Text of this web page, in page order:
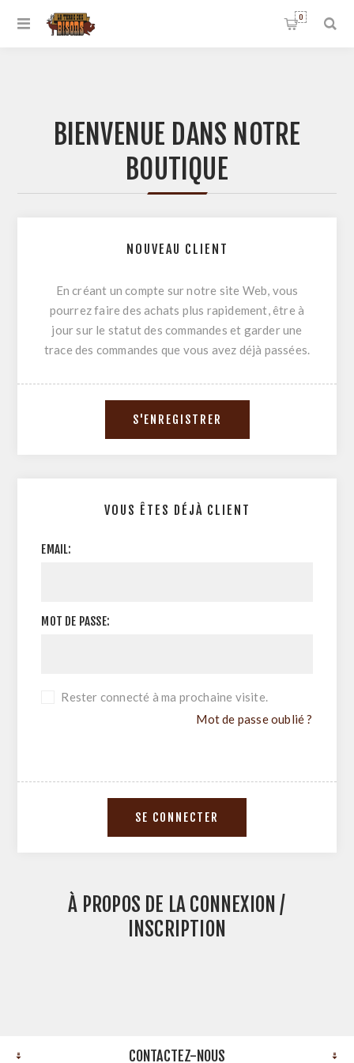
0
BIENVENUE DANS NOTRE
BOUTIQUE
NOUVEAU CLIENT
En créant un compte sur notre site Web, vous
pourrez faire des achats plus rapidement, être à
jour sur le statut des commandes et garder une
trace des commandes que vous avez déjà passées.
VOUS ÊTES DÉJÀ CLIENT
EMAIL:
MOT DE PASSE:
Rester connecté à ma prochaine visite.
Mot de passe oublié ?
À PROPOS DE LA CONNEXION /
INSCRIPTION
CONTACTEZ-NOUS